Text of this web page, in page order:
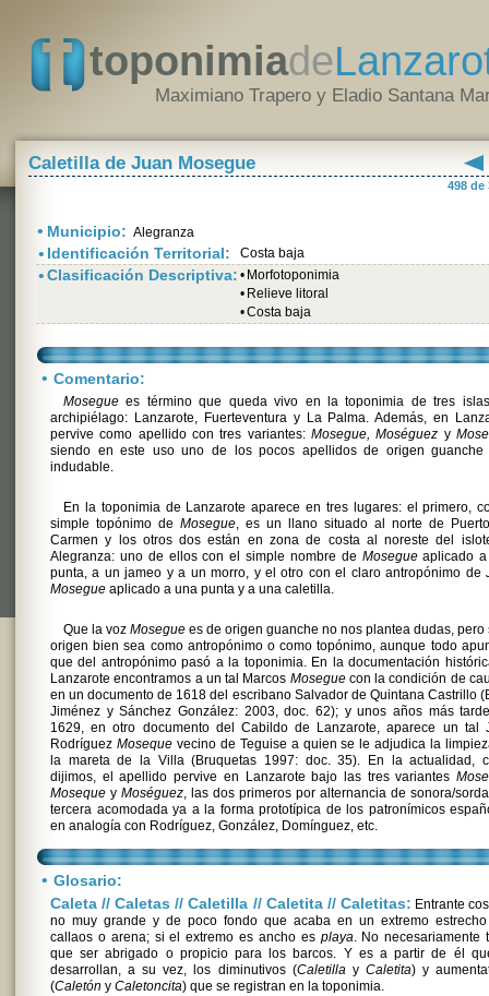
toponimiade
Maximiano Trapero y Eladio Santana
Caletilla de Juan Mosegue
498 de
• Municipio: Alegranza
• Identificación Territorial: Costa baja
•Clasificación Descriptiva: • Morfotoponimia
• Relieve litoral
•Costa baja
• Comentario:
Mosegue es término que queda vivo en la toponimia de tres
archipiélago: Lanzarote, Fuerteventura y La Palma. Además, en
pervive como apellido con tres variantes: Mosegue, Moséguez y
siendo en este uso uno de los pocos apellidos de origen guanche
indudable.
En la toponimia de Lanzarote aparece en tres lugares: el primero,
simple topónimo de Mosegue, es un llano situado al norte de
Carmen y los otros dos están en zona de costa al noreste del
Alegranza: uno de ellos con el simple nombre de Mosegueaplicado a
punta, a un jameo y a un morro, y el otro con el claro antropónimo de
Mosegue aplicado a una punta y a una caletilla.
Que la voz Mosegue es de origen guanche no nos plantea dudas, pero
origen bien sea como antropónimo o como topónimo, aunque todo
que del antropónimo pasó a la toponimia. En la documentación
Lanzarote encontramos a un tal Marcos Moseguecon la condición de
en un documento de 1618 del escribano Salvador de Quintana Castrillo
Jiménez y Sánchez González: 2003, doc. 62); y unos años más
1629, en otro documento del Cabildo de Lanzarote, aparece un tal
Rodríguez Mosequevecino de Teguise a quien se le adjudica la
la mareta de la Villa (Bruquetas 1997: doc. 35). En la actualidad,
dijimos, el apellido pervive en Lanzarote bajo las tres variantes
Moseque y Moséguez, las dos primeros por alternancia de sonora/
tercera acomodada ya a la forma prototípica de los patronímicos
en analogía con Rodríguez, González, Domínguez, etc.
• Glosario:
Caleta // Caletas // Caletilla // Caletita // Caletitas: Entrante
no muy grande y de poco fondo que acaba en un extremo
callaos o arena; si el extremo es ancho es playa. No necesariamente
que ser abrigado o propicio para los barcos. Y es a partir de él
desarrollan, a su vez, los diminutivos (Caletillay Caletita) y
(Caletón y Caletoncita) que se registran en la toponimia.